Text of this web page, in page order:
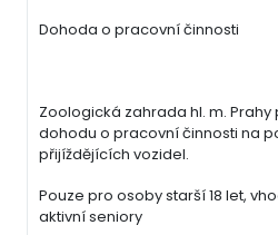
Dohoda o pracovní činnosti
Zoologická zahrada hl. m.
dohodu o pracovní činnosti na
přijíždějících vozidel.
Pouze pro osoby starší 18 let,
aktivní seniory